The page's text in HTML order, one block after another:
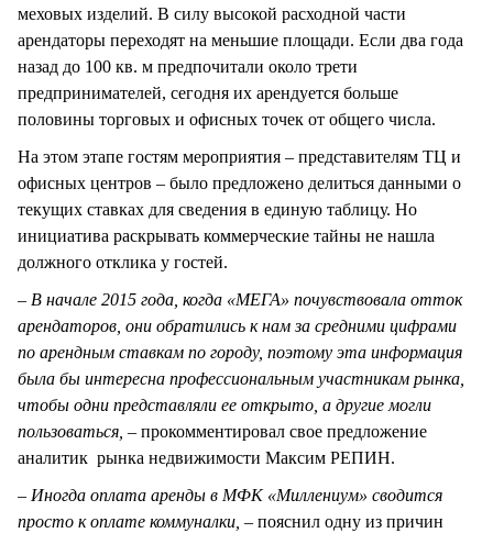
меховых изделий. В силу высокой расходной части
арендаторы переходят на меньшие площади. Если два года
назад до 100 кв. м предпочитали около трети
предпринимателей, сегодня их арендуется больше
половины торговых и офисных точек от общего числа.
На этом этапе гостям мероприятия – представителям ТЦ и
офисных центров – было предложено делиться данными о
текущих ставках для сведения в единую таблицу. Но
инициатива раскрывать коммерческие тайны не нашла
должного отклика у гостей.
– В начале 2015 года, когда «МЕГА» почувствовала отток
арендаторов, они обратились к нам за средними цифрами
по арендным ставкам по городу, поэтому эта информация
была бы интересна профессиональным участникам рынка,
чтобы одни представляли ее открыто, а другие могли
пользоваться, – прокомментировал свое предложение
аналитик рынка недвижимости Максим РЕПИН.
– Иногда оплата аренды в МФК «Миллениум» сводится
просто к оплате коммуналки, – пояснил одну из причин